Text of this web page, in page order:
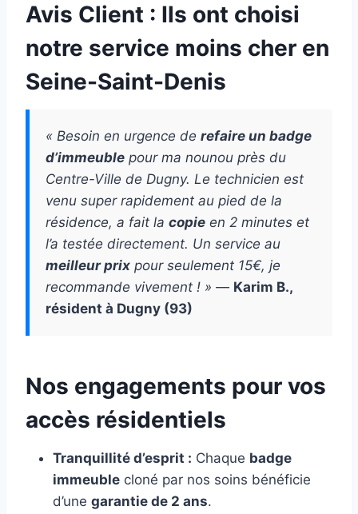
Avis Client : Ils ont choisi
notre service moins cher en
Seine-Saint-Denis
« Besoin en urgence de refaire un badge
d’immeuble pour ma nounou près du
Centre-Ville de Dugny. Le technicien est
venu super rapidement au pied de la
résidence, a fait la copie en 2 minutes et
l’a testée directement. Un service au
meilleur prix pour seulement 15€, je
recommande vivement ! » — Karim B.,
résident à Dugny (93)
Nos engagements pour vos
accès résidentiels
Tranquillité d’esprit : Chaque badge
immeuble cloné par nos soins bénéficie
d’une garantie de 2 ans.